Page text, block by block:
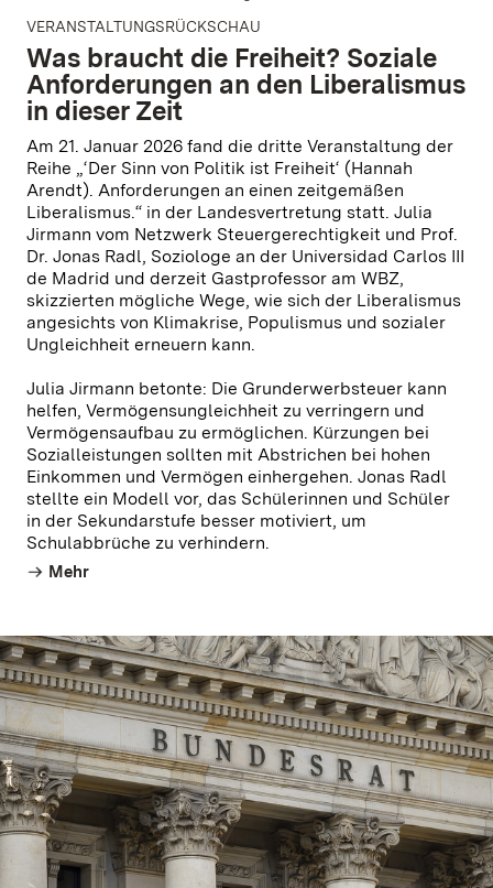
VERANSTALTUNGSRÜCKSCHAU
Was braucht die Freiheit? Soziale
Anforderungen an den Liberalismus
in dieser Zeit
Am 21. Januar 2026 fand die dritte Veranstaltung der
Reihe „‘Der Sinn von Politik ist Freiheit‘ (Hannah
Arendt). Anforderungen an einen zeitgemäßen
Liberalismus.“ in der Landesvertretung statt. Julia
Jirmann vom Netzwerk Steuergerechtigkeit und Prof.
Dr. Jonas Radl, Soziologe an der Universidad Carlos III
de Madrid und derzeit Gastprofessor am WBZ,
skizzierten mögliche Wege, wie sich der Liberalismus
angesichts von Klimakrise, Populismus und sozialer
Ungleichheit erneuern kann.
Julia Jirmann betonte: Die Grunderwerbsteuer kann
helfen, Vermögensungleichheit zu verringern und
Vermögensaufbau zu ermöglichen. Kürzungen bei
Sozialleistungen sollten mit Abstrichen bei hohen
Einkommen und Vermögen einhergehen. Jonas Radl
stellte ein Modell vor, das Schülerinnen und Schüler
in der Sekundarstufe besser motiviert, um
Schulabbrüche zu verhindern.
Mehr